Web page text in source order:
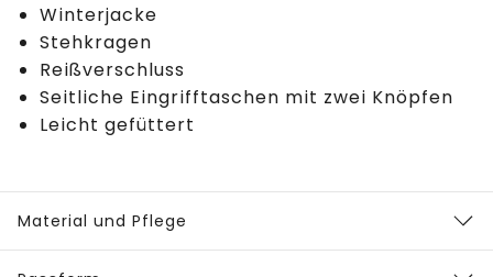
Winterjacke
Stehkragen
Reißverschluss
Seitliche Eingrifftaschen mit zwei Knöpfen
Leicht gefüttert
Material und Pflege